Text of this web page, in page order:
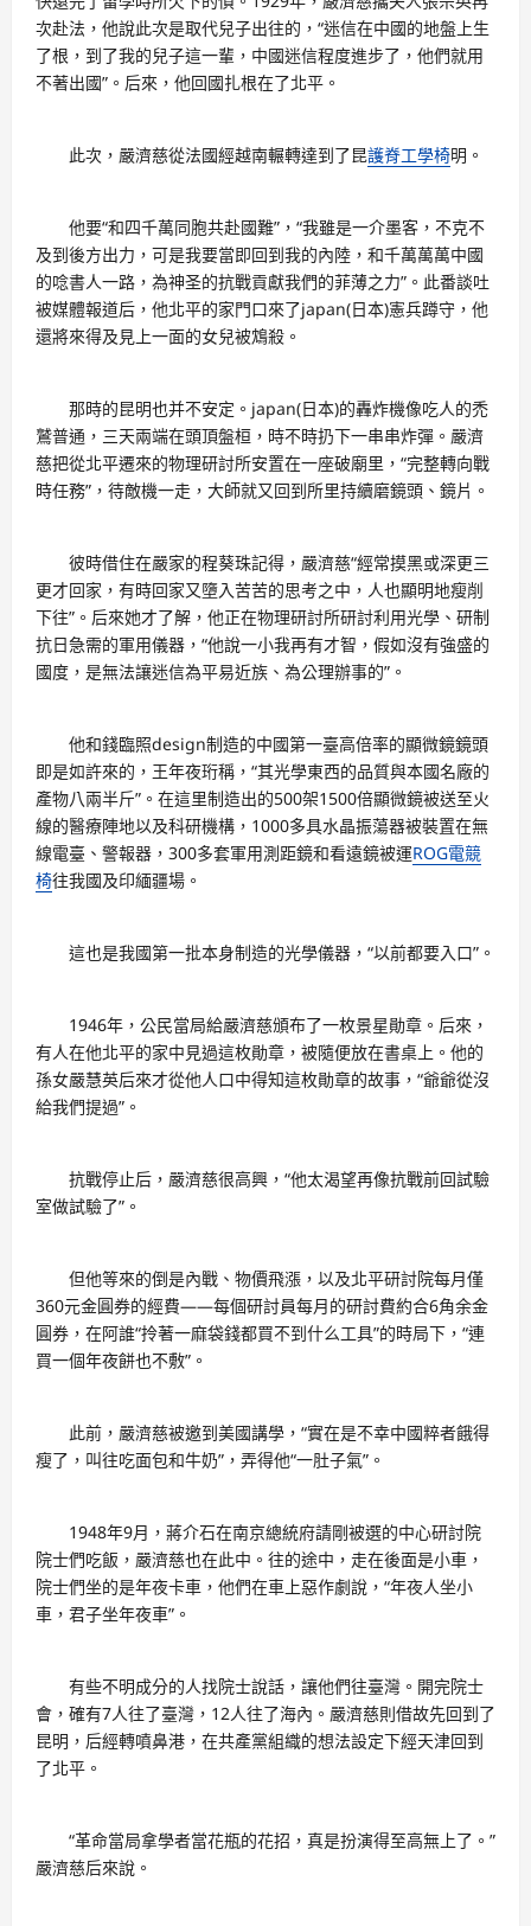
次赴法，他說此次是取代兒子出往的，“迷信在中國的地盤上生
了根，到了我的兒子這一輩，中國迷信程度進步了，他們就用
不著出國”。后來，他回國扎根在了北平。
此次，嚴濟慈從法國經越南輾轉達到了昆護脊工學椅明。
他要“和四千萬同胞共赴國難”，“我雖是一介墨客，不克不
及到後方出力，可是我要當即回到我的內陸，和千萬萬萬中國
的唸書人一路，為神圣的抗戰貢獻我們的菲薄之力”。此番談吐
被媒體報道后，他北平的家門口來了japan(日本)憲兵蹲守，他
還將來得及見上一面的女兒被鴆殺。
那時的昆明也并不安定。japan(日本)的轟炸機像吃人的禿
鷲普通，三天兩端在頭頂盤桓，時不時扔下一串串炸彈。嚴濟
慈把從北平遷來的物理研討所安置在一座破廟里，“完整轉向戰
時任務”，待敵機一走，大師就又回到所里持續磨鏡頭、鏡片。
彼時借住在嚴家的程葵珠記得，嚴濟慈“經常摸黑或深更三
更才回家，有時回家又墮入苦苦的思考之中，人也顯明地瘦削
下往”。后來她才了解，他正在物理研討所研討利用光學、研制
抗日急需的軍用儀器，“他說一小我再有才智，假如沒有強盛的
國度，是無法讓迷信為平易近族、為公理辦事的”。
他和錢臨照design制造的中國第一臺高倍率的顯微鏡鏡頭
即是如許來的，王年夜珩稱，“其光學東西的品質與本國名廠的
產物八兩半斤”。在這里制造出的500架1500倍顯微鏡被送至火
線的醫療陣地以及科研機構，1000多具水晶振蕩器被裝置在無
線電臺、警報器，300多套軍用測距鏡和看遠鏡被運ROG電競
椅往我國及印緬疆場。
這也是我國第一批本身制造的光學儀器，“以前都要入口”。
1946年，公民當局給嚴濟慈頒布了一枚景星勛章。后來，
有人在他北平的家中見過這枚勛章，被隨便放在書桌上。他的
孫女嚴慧英后來才從他人口中得知這枚勛章的故事，“爺爺從沒
給我們提過”。
抗戰停止后，嚴濟慈很高興，“他太渴望再像抗戰前回試驗
室做試驗了”。
但他等來的倒是內戰、物價飛漲，以及北平研討院每月僅
360元金圓券的經費——每個研討員每月的研討費約合6角余金
圓券，在阿誰“拎著一麻袋錢都買不到什么工具”的時局下，“連
買一個年夜餅也不敷”。
此前，嚴濟慈被邀到美國講學，“實在是不幸中國粹者餓得
瘦了，叫往吃面包和牛奶”，弄得他“一肚子氣”。
1948年9月，蔣介石在南京總統府請剛被選的中心研討院
院士們吃飯，嚴濟慈也在此中。往的途中，走在後面是小車，
院士們坐的是年夜卡車，他們在車上惡作劇說，“年夜人坐小
車，君子坐年夜車”。
有些不明成分的人找院士說話，讓他們往臺灣。開完院士
會，確有7人往了臺灣，12人往了海內。嚴濟慈則借故先回到了
昆明，后經轉噴鼻港，在共產黨組織的想法設定下經天津回到
了北平。
“革命當局拿學者當花瓶的花招，真是扮演得至高無上了。”
嚴濟慈后來說。